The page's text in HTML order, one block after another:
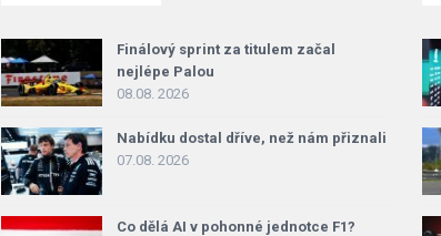
Finálový sprint za titulem začal
nejlépe Palou
08.08. 2026
Nabídku dostal dříve, než nám přiznali
07.08. 2026
Co dělá AI v pohonné jednotce F1?